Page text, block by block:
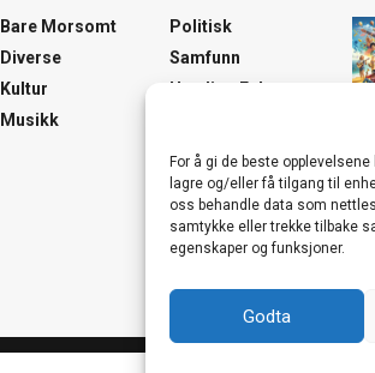
For å gi de beste
lagre og/eller få tilgang til
oss behandle data som
samtykke eller trekke tilbake
egenskaper og funksjoner.
Godta
Bare Morsomt
Diverse
Kultur
Musikk
Politisk
Samfunn
Utrolige Fakta